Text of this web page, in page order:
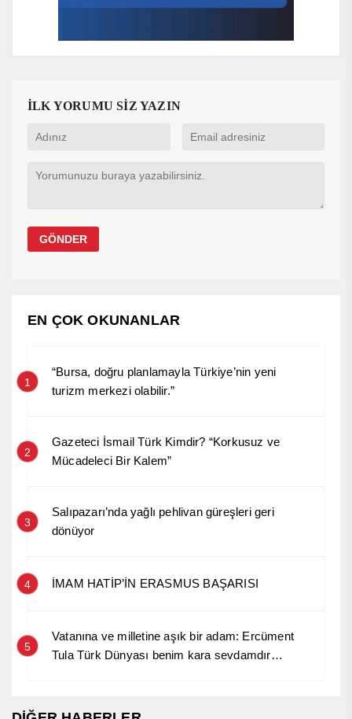
İLK YORUMU SİZ YAZIN
EN ÇOK OKUNANLAR
1
“Bursa, doğru planlamayla Türkiye’nin yeni
turizm merkezi olabilir.”
2
Gazeteci İsmail Türk Kimdir? “Korkusuz ve
Mücadeleci Bir Kalem”
3
Salıpazarı’nda yağlı pehlivan güreşleri geri
dönüyor
4 İMAM HATİP’İN ERASMUS BAŞARISI
5
Vatanına ve milletine aşık bir adam: Ercüment
Tula Türk Dünyası benim kara sevdamdır…